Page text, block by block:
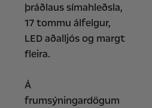
þráðlaus símahleðsla,
17 tommu álfelgur,
LED aðalljós og margt
fleira.
Á
frumsýningardögum